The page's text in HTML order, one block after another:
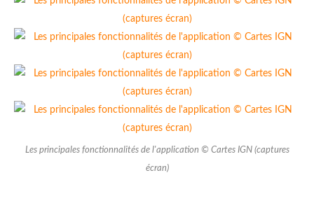
Les principales fonctionnalités de l'application © Cartes IGN (captures
écran)